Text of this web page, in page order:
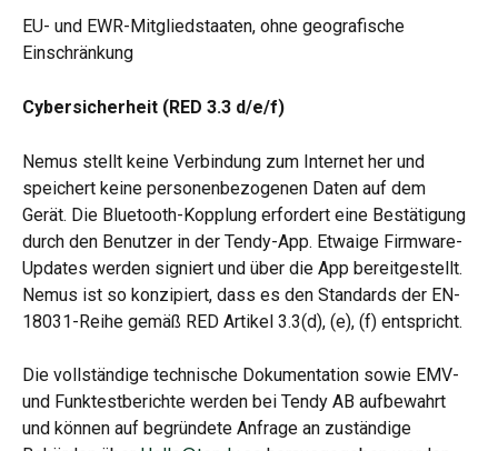
EU- und EWR-Mitgliedstaaten, ohne geografische
Einschränkung
Cybersicherheit (RED 3.3 d/e/f)
Nemus stellt keine Verbindung zum Internet her und
speichert keine personenbezogenen Daten auf dem
Gerät. Die Bluetooth-Kopplung erfordert eine Bestätigung
durch den Benutzer in der Tendy-App. Etwaige Firmware-
Updates werden signiert und über die App bereitgestellt.
Nemus ist so konzipiert, dass es den Standards der EN-
18031-Reihe gemäß RED Artikel 3.3(d), (e), (f) entspricht.
Die vollständige technische Dokumentation sowie EMV-
und Funktestberichte werden bei Tendy AB aufbewahrt
und können auf begründete Anfrage an zuständige